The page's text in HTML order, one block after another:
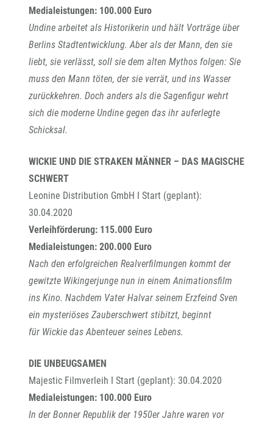
Medialeistungen: 100.000 Euro
Undine arbeitet als Historikerin und hält Vorträge über
Berlins Stadtentwicklung. Aber als der Mann, den sie
liebt, sie verlässt, soll sie dem alten Mythos folgen: Sie
muss den Mann töten, der sie verrät, und ins Wasser
zurückkehren. Doch anders als die Sagenfigur wehrt
sich die moderne Undine gegen das ihr auferlegte
Schicksal.
WICKIE UND DIE STRAKEN MÄNNER – DAS MAGISCHE
SCHWERT
Leonine Distribution GmbH I Start (geplant):
30.04.2020
Verleihförderung: 115.000 Euro
Medialeistungen: 200.000 Euro
Nach den erfolgreichen Realverfilmungen kommt der
gewitzte Wikingerjunge nun in einem Animationsfilm
ins Kino. Nachdem Vater Halvar seinem Erzfeind Sven
ein mysteriöses Zauberschwert stibitzt, beginnt
für Wickie das Abenteuer seines Lebens.
DIE UNBEUGSAMEN
Majestic Filmverleih I Start (geplant): 30.04.2020
Medialeistungen: 100.000 Euro
In der Bonner Republik der 1950er Jahre waren vor